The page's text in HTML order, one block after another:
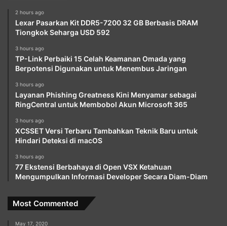
2 hours ago
Lexar Pasarkan Kit DDR5-7200 32 GB Berbasis DRAM
Tiongkok Seharga USD 592
3 hours ago
TP-Link Perbaiki 15 Celah Keamanan Omada yang
Berpotensi Digunakan untuk Menembus Jaringan
3 hours ago
Layanan Phishing Greatness Kini Menyamar sebagai
RingCentral untuk Membobol Akun Microsoft 365
3 hours ago
XCSSET Versi Terbaru Tambahkan Teknik Baru untuk
Hindari Deteksi di macOS
3 hours ago
77 Ekstensi Berbahaya di Open VSX Ketahuan
Mengumpulkan Informasi Developer Secara Diam-Diam
Most Commented
May 17, 2020